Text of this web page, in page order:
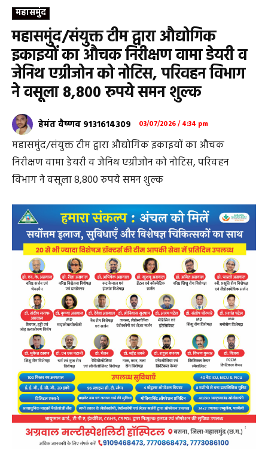
महासमुंद
महासमुंद/संयुक्त टीम द्वारा औद्योगिक
इकाइयों का औचक निरीक्षण वामा डेयरी व
जेनिथ एग्रीजोन को नोटिस, परिवहन विभाग
ने वसूला 8,800 रुपये समन शुल्क
हेमंत वैष्णव 9131614309 03/07/2026 / 4:34 pm
महासमुंद/संयुक्त टीम द्वारा औद्योगिक इकाइयों का औचक
निरीक्षण वामा डेयरी व जेनिथ एग्रीजोन को नोटिस, परिवहन
विभाग ने वसूला 8,800 रुपये समन शुल्क